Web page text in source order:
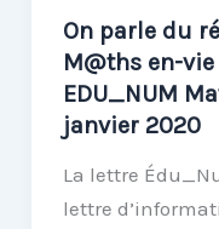
l’éducation
On parle du
M@ths en-
EDU_NUM
janvier 2020
La lettre
lettre